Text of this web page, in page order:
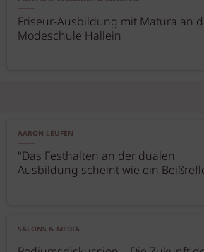
Friseur-Ausbildung mit Matura an
Modeschule Hallein
AARON LEUFEN
"Das Festhalten an der dualen
Ausbildung scheint wie ein
SALONS & MEDIA